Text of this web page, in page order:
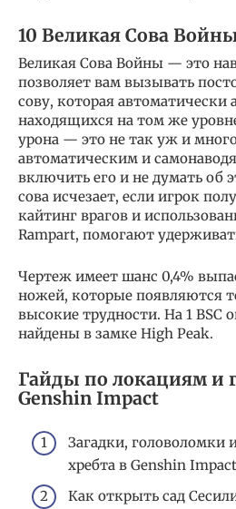
10 Великая Сова
Великая Сова Войны — это
позволяет вам вызывать
сову, которая автоматически
находящихся на том же
урона — это не так уж и
автоматическим и
включить его и не думать об
сова исчезает, если игрок
кайтинг врагов и
Rampart, помогают
Чертеж имеет шанс 0,4%
ножей, которые появляются
высокие трудности. На 1 BSC
найдены в замке High Peak.
Гайды по локациям и
Genshin Impact
Загадки, головоломки
хребта в Genshin Impaсt
Как открыть сад